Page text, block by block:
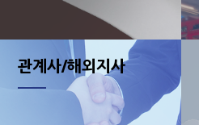
관계사/해외지사